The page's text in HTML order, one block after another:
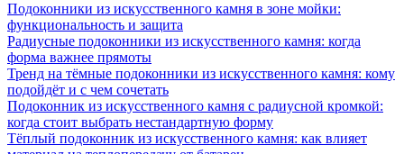
Подоконники из искусственного камня в зоне мойки:
функциональность и защита
Радиусные подоконники из искусственного камня: когда
форма важнее прямоты
Тренд на тёмные подоконники из искусственного камня: кому
подойдёт и с чем сочетать
Подоконник из искусственного камня с радиусной кромкой:
когда стоит выбрать нестандартную форму
Тёплый подоконник из искусственного камня: как влияет